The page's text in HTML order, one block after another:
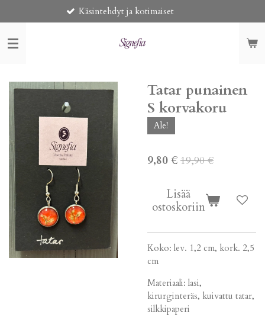
pääsisältöön
ja kotimaiset
Tatar punainen
S korvakoru
Ale!
9,80 € 19,90 €
Lisää
ostoskoriin
Koko: lev. 1,2 cm, kork. 2,5
cm
Materiaali: lasi,
kirurginteräs, kuivattu tatar,
silkkipaperi